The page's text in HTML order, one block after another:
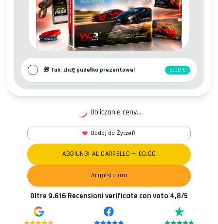
Kontakty
Dodaj do Życzeń
Obliczanie ceny...
🎁 Tak, chcę pudełko prezentowe! 5,00 €
AGGIUNGI AL CARRELLO — €0.00
Acquista ora
Oltre 9.616 Recensioni verificate con voto 4,8/5